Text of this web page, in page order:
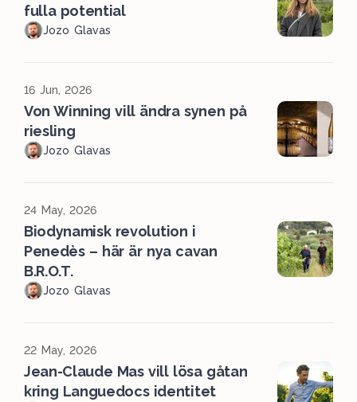
fulla potential
Jozo Glavas
16 Jun, 2026
Von Winning vill ändra synen på
riesling
Jozo Glavas
24 May, 2026
Biodynamisk revolution i
Penedès – här är nya cavan
B.R.O.T.
Jozo Glavas
22 May, 2026
Jean-Claude Mas vill lösa gåtan
kring Languedocs identitet